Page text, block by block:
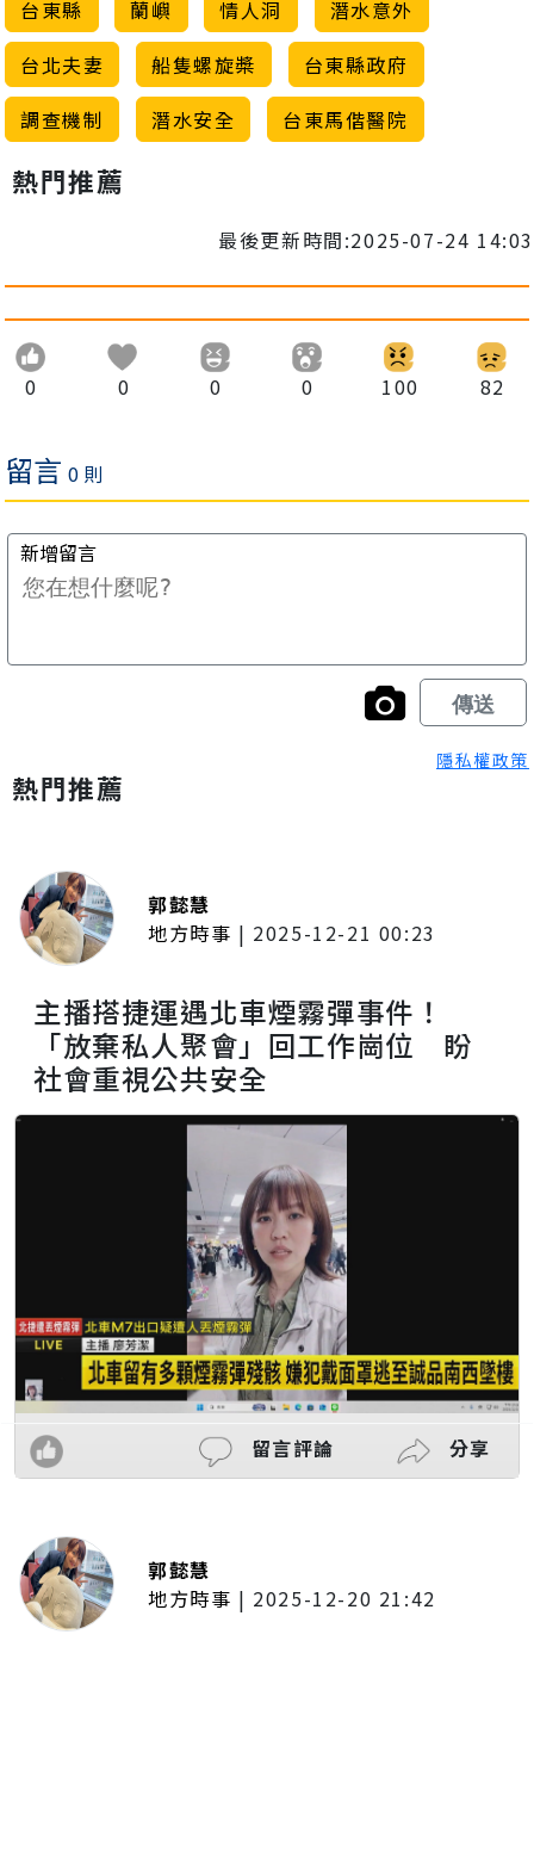
台東縣 蘭嶼 情人洞
潛水意外
台北夫妻
船隻螺旋槳
台東縣政府
調查機制
潛水安全 台東馬偕醫院
熱門推薦
最後更新時間:2025-07-24 14:03
0 0 0 0 100 82
隱私權政策
熱門推薦
郭懿慧
地方時事 | 2025-12-21 00:23
主播搭捷運遇北車煙霧彈事件！
「放棄私人聚會」回工作崗位 盼
社會重視公共安全
留言評論 分享
郭懿慧
地方時事 | 2025-12-20 21:42